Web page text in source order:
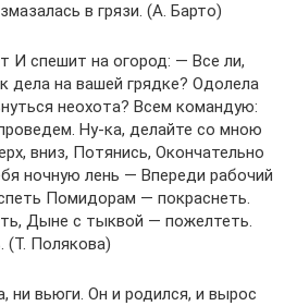
в грязи. (А. Барто)
И спешит на огород: — Все ли,
дела на вашей грядке? Одолела
неохота? Всем командую:
Ну-ка, делайте со мною
вниз, Потянись, Окончательно
ночную лень — Впереди рабочий
Помидорам — покраснеть.
Дыне с тыквой — пожелтеть.
(Т. Полякова)
ни вьюги. Он и родился, и вырос